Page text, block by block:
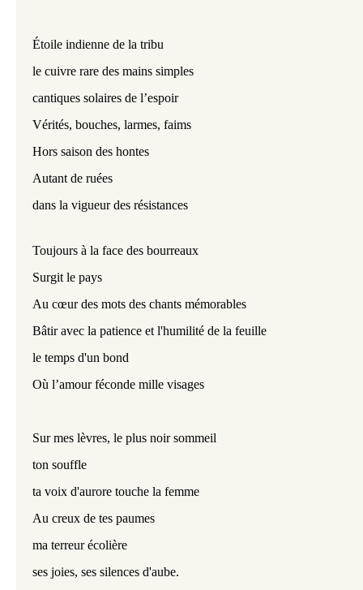
Étoile indienne de la tribu
le cuivre rare des mains simples
cantiques solaires de l’espoir
Vérités, bouches, larmes, faims
Hors saison des hontes
Autant de ruées
dans la vigueur des résistances
Toujours à la face des bourreaux
Surgit le pays
Au cœur des mots des chants mémorables
Bâtir avec la patience et l'humilité de la feuille
le temps d'un bond
Où l’amour féconde mille visages
Sur mes lèvres, le plus noir sommeil
ton souffle
ta voix d'aurore touche la femme
Au creux de tes paumes
ma terreur écolière
ses joies, ses silences d'aube.